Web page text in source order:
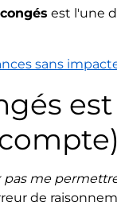
est l'une
sans
pas me
de